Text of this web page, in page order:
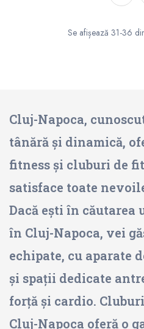
Se afișează 31-36
Cluj-Napoca,
tânără și dinamică,
fitness și cluburi de
satisface toate
Dacă ești în căutarea
în Cluj-Napoca, vei
echipate, cu aparate
și spații dedicate
forță și cardio.
Cluj-Napoca oferă o